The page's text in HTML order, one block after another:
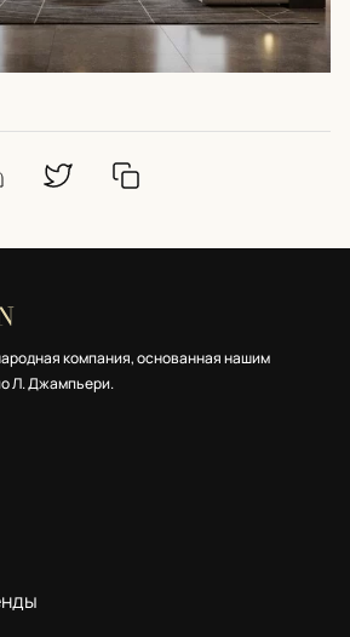
компания, основанная нашим
Л. Джампьери.